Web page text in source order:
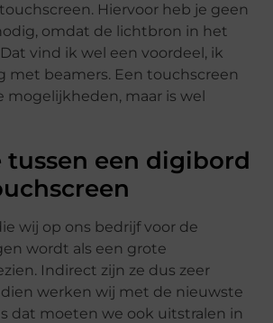
Hiervoor heb je geen
omdat de lichtbron in het
vind ik wel een voordeel, ik
met beamers. Een touchscreen
mogelijkheden, maar is wel
tussen een digibord
wij op ons bedrijf voor de
wordt als een grote
Indirect zijn ze dus zeer
werken wij met de nieuwste
dat moeten we ook uitstralen in